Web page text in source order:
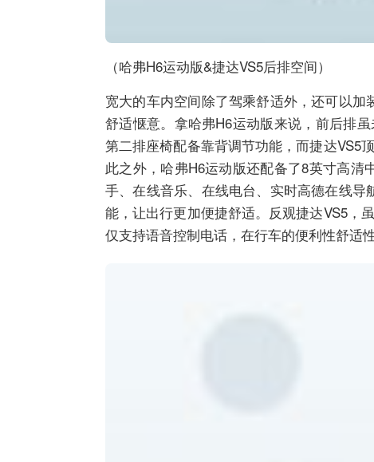
（哈弗H6运动版&捷达VS5后排空间）
宽大的车内空间除了驾乘舒适外，还可以
舒适惬意。拿哈弗H6运动版来说，前后排
第二排座椅配备靠背调节功能，而捷达VS5
此之外，哈弗H6运动版还配备了8英寸高
手、在线音乐、在线电台、实时高德在线
能，让出行更加便捷舒适。反观捷达VS5，
仅支持语音控制电话，在行车的便利性舒适